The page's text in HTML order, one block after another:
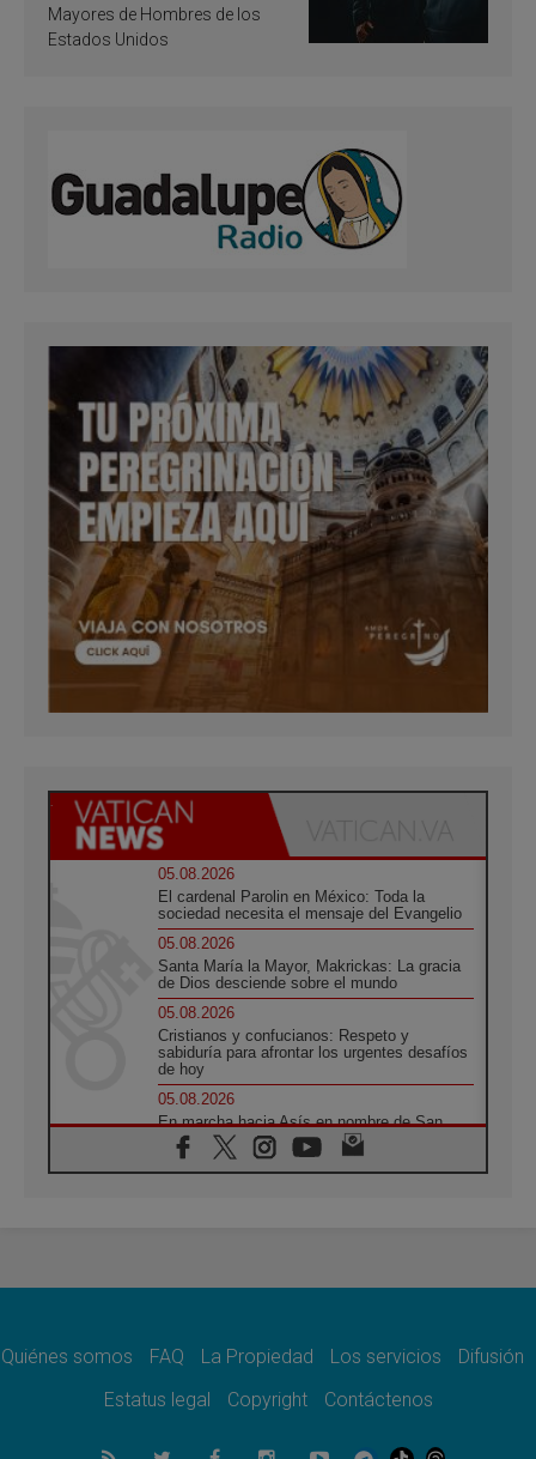
Mayores de Hombres de los
Estados Unidos
05.08.2026
El cardenal Parolin en México: Toda la
sociedad necesita el mensaje del Evangelio
05.08.2026
Santa María la Mayor, Makrickas: La gracia
de Dios desciende sobre el mundo
05.08.2026
Cristianos y confucianos: Respeto y
sabiduría para afrontar los urgentes desafíos
de hoy
05.08.2026
En marcha hacia Asís en nombre de San
Francisco, a la espera de León
05.08.2026
quienes bendicen la guerra
Ucrania: Ataque masivo en Kyiv durante la
05.08.2026
Quiénes somos FAQ La Propiedad Los servicios
Difusión
Estatus legal
Copyright Contáctenos